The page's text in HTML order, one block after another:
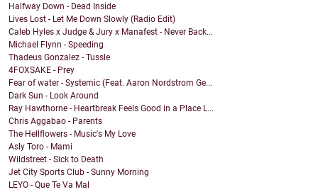
Halfway Down - Dead Inside
Lives Lost - Let Me Down Slowly (Radio Edit)
Caleb Hyles x Judge & Jury x Manafest - Never Back...
Michael Flynn - Speeding
Thadeus Gonzalez - Tussle
4FOXSAKE - Prey
Fear of water - Systemic (Feat. Aaron Nordstrom Ge...
Dark Sun - Look Around
Ray Hawthorne - Heartbreak Feels Good in a Place L...
Chris Aggabao - Parents
The Hellflowers - Music's My Love
Asly Toro - Mami
Wildstreet - Sick to Death
Jet City Sports Club - Sunny Morning
LEYO - Que Te Va Mal